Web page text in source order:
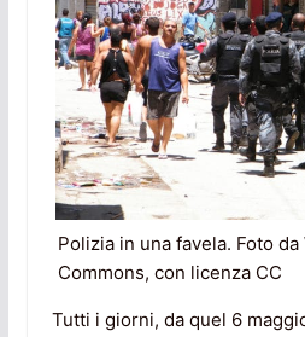
Polizia in una favela. Foto
Commons, con licenza CC
Tutti i giorni, da quel 6